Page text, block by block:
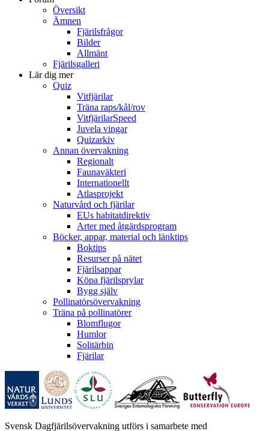
Översikt
Ämnen
Fjärilsfrågor
Bilder
Allmänt
Fjärilsgalleri
Lär dig mer
Quiz
Vitfjärilar
Träna raps/kål/rov
VitfjärilarSpeed
Juvela vingar
Quizarkiv
Annan övervakning
Regionalt
Faunaväkteri
Internationellt
Atlasprojekt
Naturvård och fjärilar
EUs habitatdirektiv
Arter med åtgärdsprogram
Böcker, appar, material och länktips
Boktips
Resurser på nätet
Fjärilsappar
Köpa fjärilsprylar
Bygg själv
Pollinatörsövervakning
Träna på pollinatörer
Blomflugor
Humlor
Solitärbin
Fjärilar
Svensk Dagfjärilsövervakning utförs i samarbete med